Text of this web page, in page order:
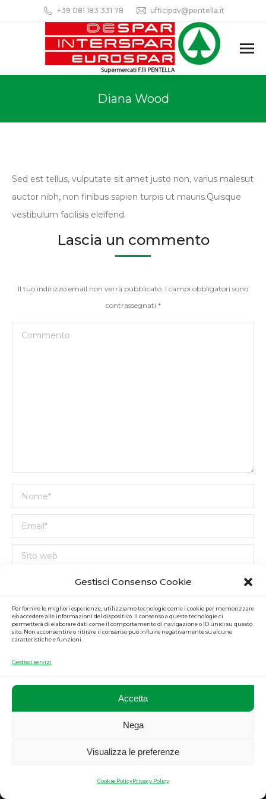
Gestisci Consenso Cookie
Per fornire le migliori esperienze, utilizziamo tecnologie come i cookie per memorizzare
e/o accedere alle informazioni del dispositivo. Il consenso a queste tecnologie ci
permetterà di elaborare dati come il comportamento di navigazione o ID unici su questo
sito. Non acconsentire o ritirare il consenso può influire negativamente su alcune
caratteristiche e funzioni.
Gestisci servizi
Accetta
Nega
Visualizza le preferenze
Cookie PolicyPrivacy Policy
+39 081 183 331 78 ufficipdv@pentella.it
Diana Wood
Sed est tellus, vulputate sit amet justo non, varius malesut
auctor nibh, non finibus sapien turpis ut mauris.Quisque
vestibulum facilisis eleifend.
Lascia un commento
Il tuo indirizzo email non verrà pubblicato. I campi obbligatori sono
contrassegnati *
Commento
Nome *
Email *
Sito web
prossima volta che commenterò.
Commenti sul post